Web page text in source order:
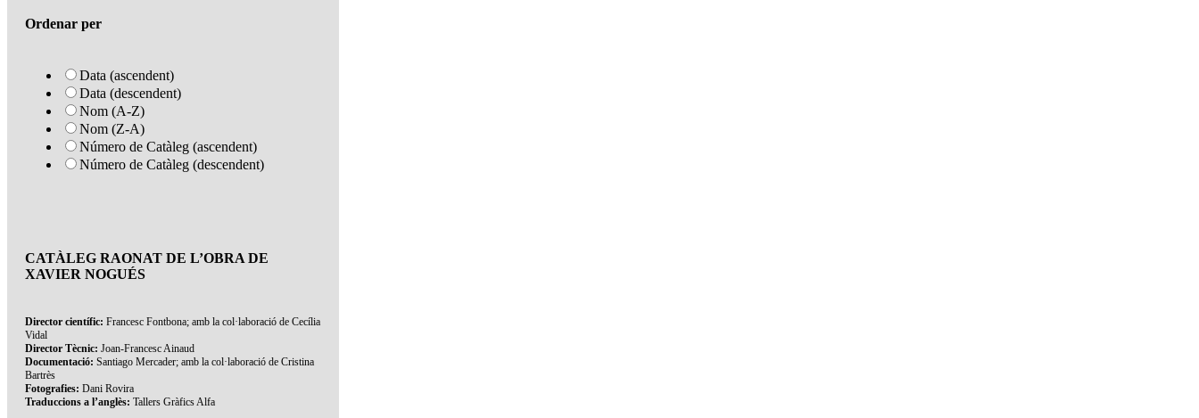
Ordenar per
Data (ascendent)
Data (descendent)
Nom (A-Z)
Nom (Z-A)
Número de Catàleg (ascendent)
Número de Catàleg (descendent)
CATÀLEG RAONAT DE L’OBRA DE
XAVIER NOGUÉS
Director científic: Francesc Fontbona; amb la col·laboració de Cecília
Vidal
Director Tècnic: Joan-Francesc Ainaud
Documentació: Santiago Mercader; amb la col·laboració de Cristina
Bartrès
Fotografies: Dani Rovira
Traduccions a l’anglès: Tallers Gràfics Alfa